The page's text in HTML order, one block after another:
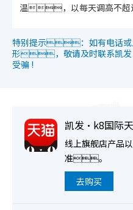
温，以每天调高不
特别提示：如有电话或
形，敬请及时联系凯
受骗 !
凯发·k8国际
线上旗舰店产品
准。
去购买